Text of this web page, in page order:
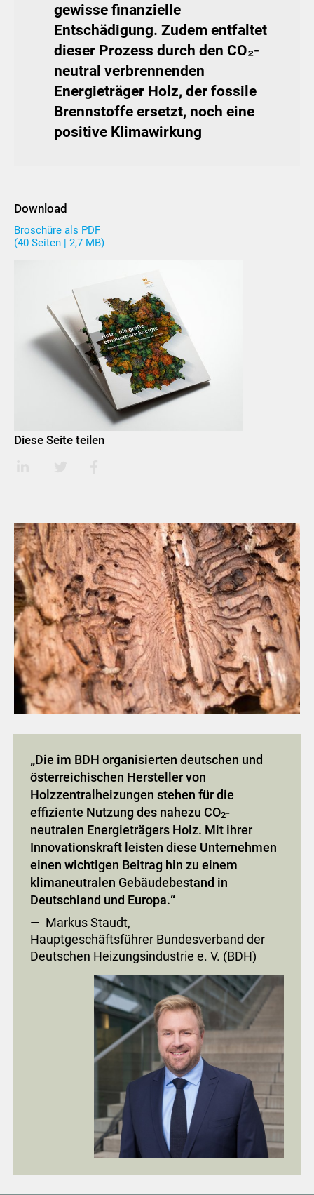
gewisse finanzielle
Entschädigung. Zudem entfaltet
dieser Prozess durch den CO₂-
neutral verbrennenden
Energieträger Holz, der fossile
Brennstoffe ersetzt, noch eine
positive Klimawirkung
Download
Broschüre als PDF
(40 Seiten | 2,7 MB)
Diese Seite teilen
„Die im BDH organisierten deutschen und
österreichischen Hersteller von
Holzzentralheizungen stehen für die
effiziente Nutzung des nahezu CO2-
neutralen Energieträgers Holz. Mit ihrer
Innovationskraft leisten diese Unternehmen
einen wichtigen Beitrag hin zu einem
klimaneutralen Gebäudebestand in
Deutschland und Europa.“
— Markus Staudt,
Hauptgeschäftsführer Bundesverband der
Deutschen Heizungsindustrie e. V. (BDH)